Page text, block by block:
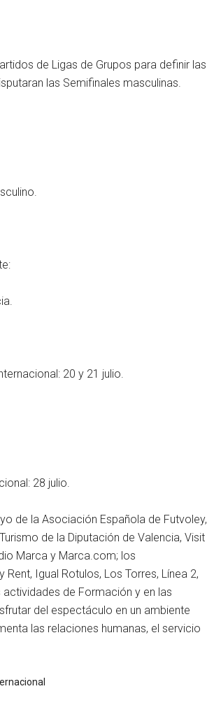
de Ligas de Grupos para definir las
las Semifinales masculinas.
20 y 21 julio.
28 julio.
de la Asociación Española de Futvoley,
de la Diputación de Valencia, Visit
Marca y Marca.com; los
Igual Rotulos, Los Torres, Línea 2,
de Formación y en las
del espectáculo en un ambiente
las relaciones humanas, el servicio